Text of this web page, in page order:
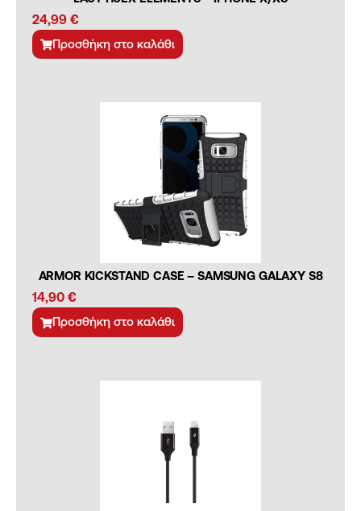
24,99 €
Προσθήκη στο καλάθι
ARMOR KICKSTAND CASE – SAMSUNG GALAXY S8
14,90 €
Προσθήκη στο καλάθι